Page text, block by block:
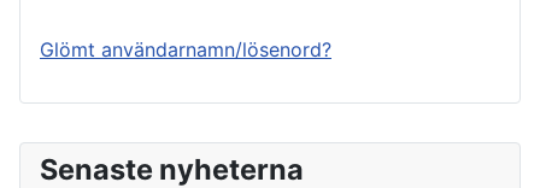
Senaste nyheterna
Glömt användarnamn/lösenord?